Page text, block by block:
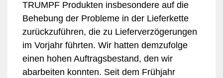
TRUMPF Produkten insbesondere auf die
Behebung der Probleme in der Lieferkette
zurückzuführen, die zu Lieferverzögerungen
im Vorjahr führten. Wir hatten demzufolge
einen hohen Auftragsbestand, den wir
abarbeiten konnten. Seit dem Frühjahr